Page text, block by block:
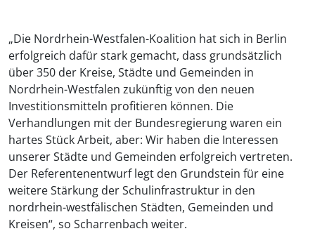
„Die Nordrhein-Westfalen-Koalition hat sich in Berlin
erfolgreich dafür stark gemacht, dass grundsätzlich
über 350 der Kreise, Städte und Gemeinden in
Nordrhein-Westfalen zukünftig von den neuen
Investitionsmitteln profitieren können. Die
Verhandlungen mit der Bundesregierung waren ein
hartes Stück Arbeit, aber: Wir haben die Interessen
unserer Städte und Gemeinden erfolgreich vertreten.
Der Referentenentwurf legt den Grundstein für eine
weitere Stärkung der Schulinfrastruktur in den
nordrhein-westfälischen Städten, Gemeinden und
Kreisen“, so Scharrenbach weiter.